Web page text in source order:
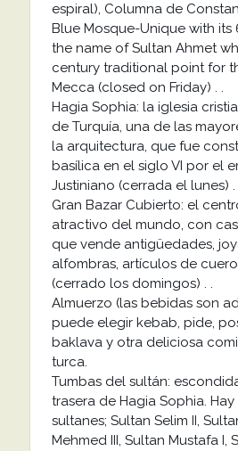
espiral), Columna de
Blue Mosque-Unique with its
the name of Sultan Ahmet
century traditional point for
Mecca (closed on Friday) . .
Hagia Sophia: la iglesia
de Turquía, una de las
la arquitectura, que fue
basílica en el siglo VI por el
Justiniano (cerrada el lunes) .
Gran Bazar Cubierto: el
atractivo del mundo, con
que vende antigüedades,
alfombras, artículos de
(cerrado los domingos) . .
Almuerzo (las bebidas son
puede elegir kebab, pide,
baklava y otra deliciosa
turca.
Tumbas del sultán:
trasera de Hagia Sophia.
sultanes; Sultan Selim II,
Mehmed III, Sultan Mustafa I,